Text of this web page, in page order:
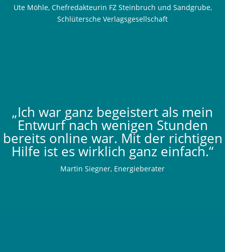
Ute Möhle, Chefredakteurin FZ Steinbruch und Sandgrube,
Schlütersche Verlagsgesellschaft
„Ich war ganz begeistert als mein
Entwurf nach wenigen Stunden
bereits online war. Mit der richtigen
Hilfe ist es wirklich ganz einfach.“
Martin Siegner, Energieberater